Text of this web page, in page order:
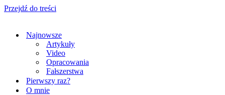
Przejdź do treści
Najnowsze
Artykuły
Video
Opracowania
Fałszerstwa
Pierwszy raz?
O mnie